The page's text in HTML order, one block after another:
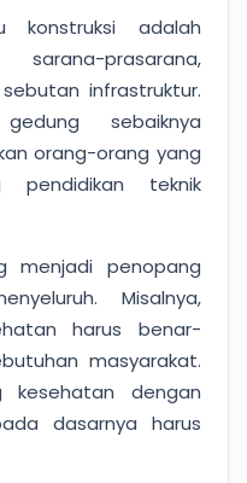
konstruksi adalah
prasarana,
infrastruktur.
sebaiknya
orang-orang yang
pendidikan teknik
menjadi penopang
Misalnya,
harus benar-
masyarakat.
kesehatan dengan
dasarnya harus